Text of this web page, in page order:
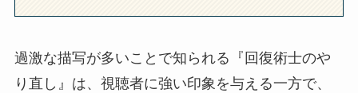
過激な描写が多いことで知られる『回復術士のや
り直し』は、視聴者に強い印象を与える一方で、